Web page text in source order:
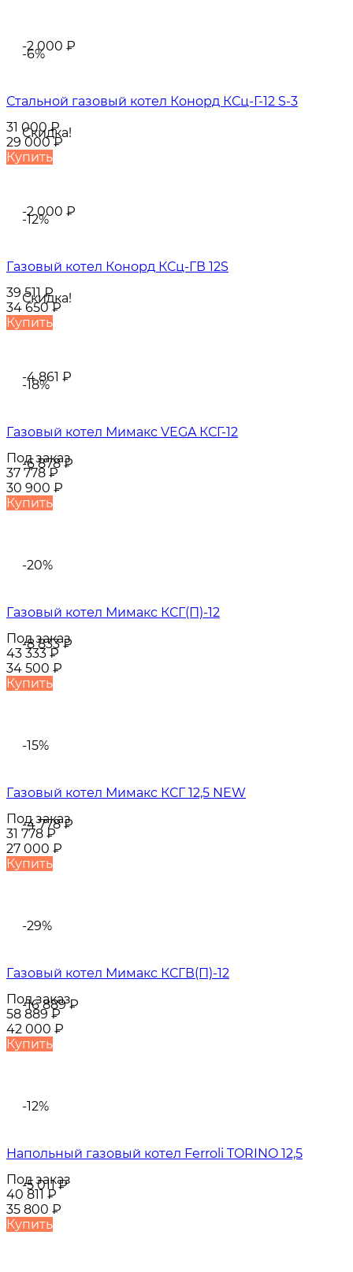
-2 000 ₽
-6%
Скидка!
-2 000 ₽
Стальной газовый котел Конорд КСц-Г-12 S-3
31 000₽
29 000₽
Купить
-12%
Скидка!
-4 861 ₽
Газовый котел Конорд КСц-ГВ 12S
39 511₽
34 650₽
Купить
-18%
-6 878₽
Газовый котел Мимакс VEGA КСГ-12
Под заказ
37 778₽
30 900 ₽
Купить
-20%
-8 833₽
Газовый котел Мимакс КСГ(П)-12
Под заказ
43 333₽
34 500 ₽
Купить
-15%
-4 778₽
Газовый котел Мимакс КСГ 12,5 NEW
Под заказ
31 778 ₽
27 000 ₽
Купить
-29%
-16 889₽
Газовый котел Мимакс КСГВ(П)-12
Под заказ
58 889₽
42 000 ₽
Купить
-12%
-5 011₽
Напольный газовый котел Ferroli TORINO 12,5
Под заказ
40 811 ₽
35 800 ₽
Купить